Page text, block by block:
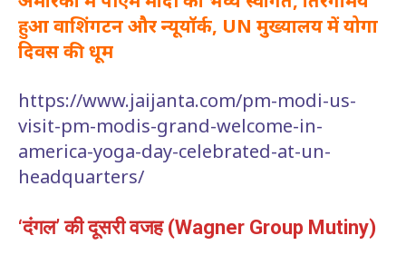
हुआ वाशिंगटन और न्यूयॉर्क, UN मुख्यालय में योगा
दिवस की धूम
https://www.jaijanta.com/pm-modi-us-
visit-pm-modis-grand-welcome-in-
america-yoga-day-celebrated-at-un-
headquarters/
‘दंगल’ की दूसरी वजह (Wagner Group Mutiny)